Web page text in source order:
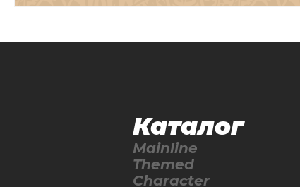
Каталог
Mainline
Themed
Character